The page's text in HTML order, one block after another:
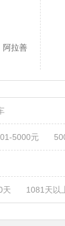
拉善
5000元
天 1081天以